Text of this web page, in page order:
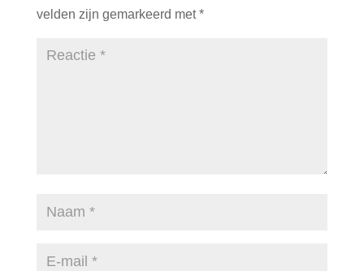
velden zijn gemarkeerd met*